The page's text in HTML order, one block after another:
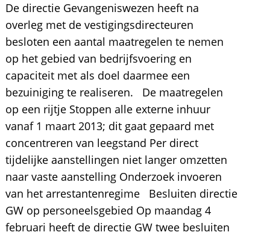
De directie Gevangeniswezen heeft na
overleg met de vestigingsdirecteuren
besloten een aantal maatregelen te nemen
op het gebied van bedrijfsvoering en
capaciteit met als doel daarmee een
bezuiniging te realiseren. De maatregelen
op een rijtje Stoppen alle externe inhuur
vanaf 1 maart 2013; dit gaat gepaard met
concentreren van leegstand Per direct
tijdelijke aanstellingen niet langer omzetten
naar vaste aanstelling Onderzoek invoeren
van het arrestantenregime Besluiten directie
GW op personeelsgebied Op maandag 4
februari heeft de directie GW twee besluiten